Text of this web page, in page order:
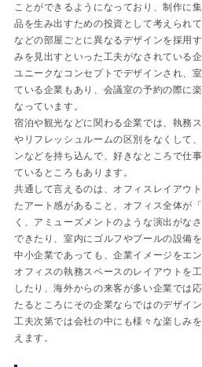
ことができるようになっており、制作に
品を生み出すための投資として考えられ
などの部屋ごとに異なるデザインを採用
みを見出すといった工夫がなされている
ユニークなコンセプトでデザインされ、
ている企業もあり、会議室の予約の際に
なっています。
宿泊や観光などに関わる企業では、執務
やリフレッシュルームの区別をなくして
ンなどを持ち込んで、好きなところで仕
ているところもあります。
共通して言えるのは、オフィスレイアウ
たアート感があること、オフィス全体が
く、アミューズメントのような演出がな
できたり、室内にゴルフやプールの設備
中小企業であっても、企業イメージをエ
オフィスの執務スペースのレイアウトを
したり、海外からの来客が多い企業では
たるところにその企業ならではのデザイン
工夫次第では会社の中にも様々な楽しみ
えます。